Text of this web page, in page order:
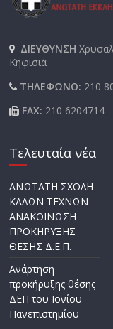
ΔΙΕΥΘΥΝΣΗ
Κηφισιά
ΤΗΛΕΦΩΝΟ: 210
FAX: 210 6204714
Τελευταία νέα
ΑΝΩΤΑΤΗ ΣΧΟΛΗ
ΚΑΛΩΝ ΤΕΧΝΩΝ
ΑΝΑΚΟΙΝΩΣΗ
ΠΡΟΚΗΡΥΞΗΣ
ΘΕΣΗΣ Δ.Ε.Π.
Ανάρτηση
προκήρυξης θέσης
ΔΕΠ του Ιονίου
Πανεπιστημίου